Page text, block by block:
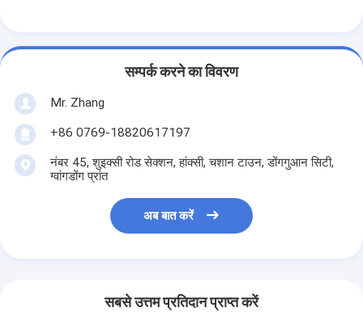
सम्पर्क करने का विवरण
Mr. Zhang
+86 0769-18820617197
नंबर 45, शुइक्सी रोड सेक्शन, हांक्सी, चशान टाउन, डोंगगुआन सिटी,
ग्वांगडोंग प्रांत
अब बात करें
सबसे उत्तम प्रतिदान प्राप्त करें